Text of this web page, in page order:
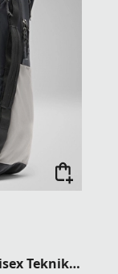
Landroamer Everyday Unisex Teknik Sırt Çantası